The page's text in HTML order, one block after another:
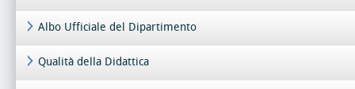
Albo Ufficiale del Dipartimento
Qualità della Didattica